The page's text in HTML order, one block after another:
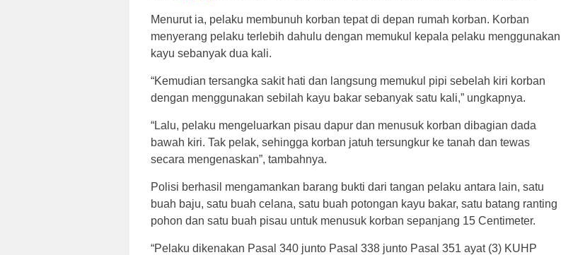
Menurut ia, pelaku membunuh korban tepat di depan rumah korban. Korban
menyerang pelaku terlebih dahulu dengan memukul kepala pelaku menggunakan
kayu sebanyak dua kali.
“Kemudian tersangka sakit hati dan langsung memukul pipi sebelah kiri korban
dengan menggunakan sebilah kayu bakar sebanyak satu kali,” ungkapnya.
“Lalu, pelaku mengeluarkan pisau dapur dan menusuk korban dibagian dada
bawah kiri. Tak pelak, sehingga korban jatuh tersungkur ke tanah dan tewas
secara mengenaskan”, tambahnya.
Polisi berhasil mengamankan barang bukti dari tangan pelaku antara lain, satu
buah baju, satu buah celana, satu buah potongan kayu bakar, satu batang ranting
pohon dan satu buah pisau untuk menusuk korban sepanjang 15 Centimeter.
“Pelaku dikenakan Pasal 340 junto Pasal 338 junto Pasal 351 ayat (3) KUHP